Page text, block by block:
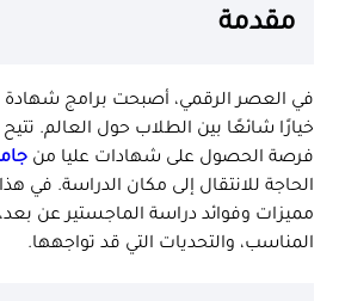
مقدمة
في العصر الرقمي، أصبحت برامج شهادة
خيارًا شائعًا بين الطلاب حول العالم. تتيح
فرصة الحصول على شهادات عليا من
الحاجة للانتقال إلى مكان الدراسة. في
مميزات وفوائد دراسة الماجستير عن بعد،
المناسب، والتحديات التي قد تواجهها.